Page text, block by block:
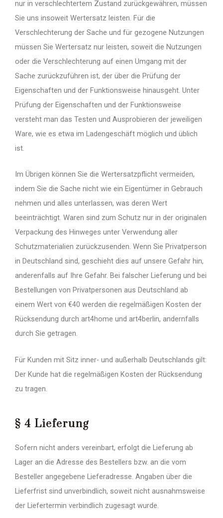
nur in verschlechtertem Zustand zurückgewähren, müssen
Sie uns insoweit Wertersatz leisten. Für die
Verschlechterung der Sache und für gezogene Nutzungen
müssen Sie Wertersatz nur leisten, soweit die Nutzungen
oder die Verschlechterung auf einen Umgang mit der
Sache zurückzuführen ist, der über die Prüfung der
Eigenschaften und der Funktionsweise hinausgeht. Unter
Prüfung der Eigenschaften und der Funktionsweise
versteht man das Testen und Ausprobieren der jeweiligen
Ware, wie es etwa im Ladengeschäft möglich und üblich
ist.
Im Übrigen können Sie die Wertersatzpflicht vermeiden,
indem Sie die Sache nicht wie ein Eigentümer in Gebrauch
nehmen und alles unterlassen, was deren Wert
beeinträchtigt. Waren sind zum Schutz nur in der originalen
Verpackung des Hinweges unter Verwendung aller
Schutzmaterialien zurückzusenden. Wenn Sie Privatperson
in Deutschland sind, geschieht dies auf unsere Gefahr hin,
anderenfalls auf Ihre Gefahr. Bei falscher Lieferung und bei
Bestellungen von Privatpersonen aus Deutschland ab
einem Wert von €40 werden die regelmäßigen Kosten der
Rücksendung durch art4home und art4berlin, andernfalls
durch Sie getragen.
Für Kunden mit Sitz inner- und außerhalb Deutschlands gilt:
Der Kunde hat die regelmäßigen Kosten der Rücksendung
zu tragen.
§ 4 Lieferung
Sofern nicht anders vereinbart, erfolgt die Lieferung ab
Lager an die Adresse des Bestellers bzw. an die vom
Besteller angegebene Lieferadresse. Angaben über die
Lieferfrist sind unverbindlich, soweit nicht ausnahmsweise
der Liefertermin verbindlich zugesagt wurde.